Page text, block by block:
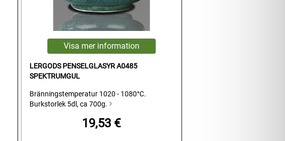
LERGODS PENSELGLASYR A0485
SPEKTRUMGUL
Bränningstemperatur 1020 - 1080°C.
Burkstorlek 5dl, ca 700g.
19,53 €